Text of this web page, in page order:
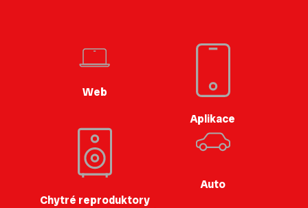
Web
Aplikace
Chytré reproduktory
Auto